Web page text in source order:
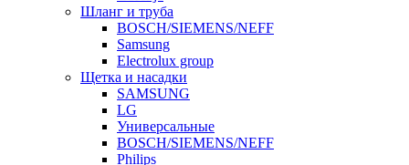
Шланг и труба
BOSCH/SIEMENS/NEFF
Samsung
Electrolux group
Щетка и насадки
SAMSUNG
LG
Универсальные
BOSCH/SIEMENS/NEFF
Philips